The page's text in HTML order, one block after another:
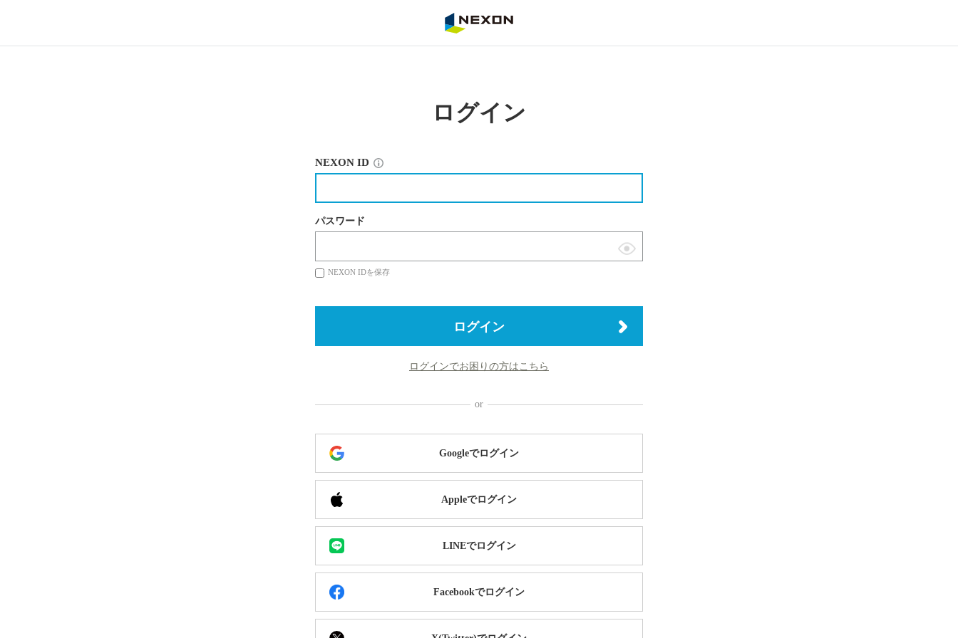
ログイン
NEXON ID
パスワード
表
替
NEXON IDを保存
ログイン
ログインでお困りの方はこちら
Googleでログイン
Appleでログイン
LINEでログイン
Facebookでログイン